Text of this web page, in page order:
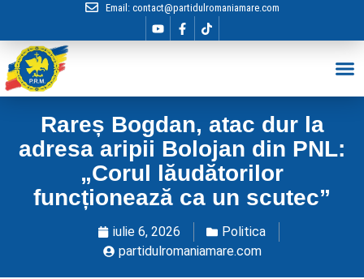
Email: contact@partidulromaniamare.com
Rareș Bogdan, atac dur la
adresa aripii Bolojan din PNL:
„Corul lăudătorilor
funcționează ca un scutec”
iulie 6, 2026
Politica
partidulromaniamare.com